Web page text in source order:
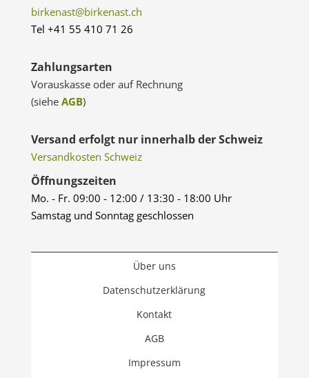
birkenast@birkenast.ch
Tel +41 55 410 71 26
Zahlungsarten
Vorauskasse oder auf Rechnung
(siehe AGB)
Versand erfolgt nur innerhalb der Schweiz
Versandkosten Schweiz
Öffnungszeiten
Mo. - Fr. 09:00 - 12:00 / 13:30 - 18:00 Uhr
Samstag und Sonntag geschlossen
Über uns
Datenschutzerklärung
Kontakt
AGB
Impressum